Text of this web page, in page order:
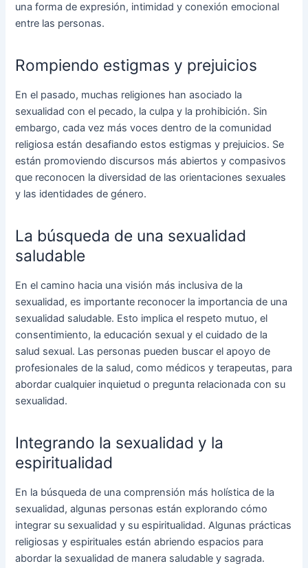
una forma de expresión, intimidad y conexión emocional
entre las personas.
Rompiendo estigmas y prejuicios
En el pasado, muchas religiones han asociado la
sexualidad con el pecado, la culpa y la prohibición. Sin
embargo, cada vez más voces dentro de la comunidad
religiosa están desafiando estos estigmas y prejuicios. Se
están promoviendo discursos más abiertos y compasivos
que reconocen la diversidad de las orientaciones sexuales
y las identidades de género.
La búsqueda de una sexualidad
saludable
En el camino hacia una visión más inclusiva de la
sexualidad, es importante reconocer la importancia de una
sexualidad saludable. Esto implica el respeto mutuo, el
consentimiento, la educación sexual y el cuidado de la
salud sexual. Las personas pueden buscar el apoyo de
profesionales de la salud, como médicos y terapeutas, para
abordar cualquier inquietud o pregunta relacionada con su
sexualidad.
Integrando la sexualidad y la
espiritualidad
En la búsqueda de una comprensión más holística de la
sexualidad, algunas personas están explorando cómo
integrar su sexualidad y su espiritualidad. Algunas prácticas
religiosas y espirituales están abriendo espacios para
abordar la sexualidad de manera saludable y sagrada.